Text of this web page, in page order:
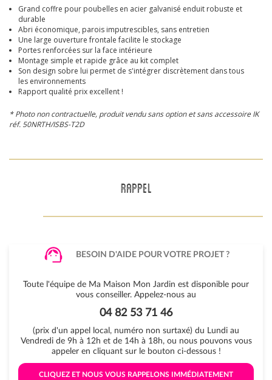
Grand coffre pour poubelles en acier galvanisé enduit robuste et
durable
Abri économique, parois imputrescibles, sans entretien
Une large ouverture frontale facilite le stockage
Portes renforcées sur la face intérieure
Montage simple et rapide grâce au kit complet
Son design sobre lui permet de s'intégrer discrètement dans tous
les environnements
Rapport qualité prix excellent !
* Photo non contractuelle, produit vendu sans option et sans accessoire IK
réf. 50NRTH/ISBS-T2D
RAPPEL
BESOIN D'AIDE POUR VOTRE PROJET ?
Toute l'équipe de Ma Maison Mon Jardin est disponible pour
vous conseiller. Appelez-nous au
04 82 53 71 46
(prix d'un appel local, numéro non surtaxé) du Lundi au
Vendredi de 9h à 12h et de 14h à 18h, ou nous pouvons vous
appeler en cliquant sur le bouton ci-dessous !
CLIQUEZ ET NOUS VOUS RAPPELONS IMMÉDIATEMENT